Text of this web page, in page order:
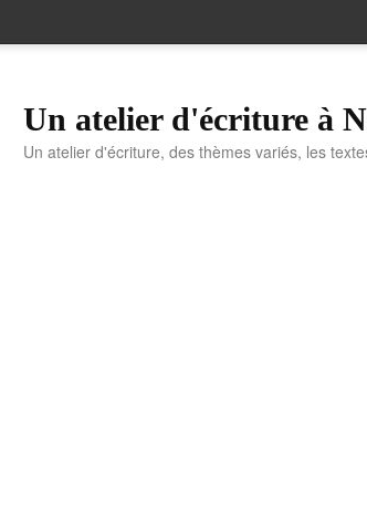
Un atelier d'écriture à
Un atelier d'écriture, des thèmes variés, les